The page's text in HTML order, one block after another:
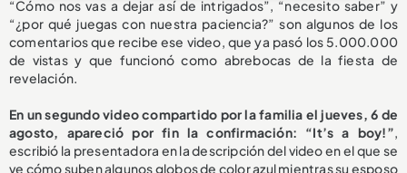
“Cómo nos vas a dejar así de intrigados”, “necesito saber” y
“¿por qué juegas con nuestra paciencia?” son algunos de los
comentarios que recibe ese video, que ya pasó los 5.000.000
de vistas y que funcionó como abrebocas de la fiesta de
revelación.
En un segundo video compartido por la familia el jueves, 6 de
agosto, apareció por fin la confirmación: “It’s a boy!”,
escribió la presentadora en la descripción del video en el que se
ve cómo suben algunos globos de color azul mientras su esposo